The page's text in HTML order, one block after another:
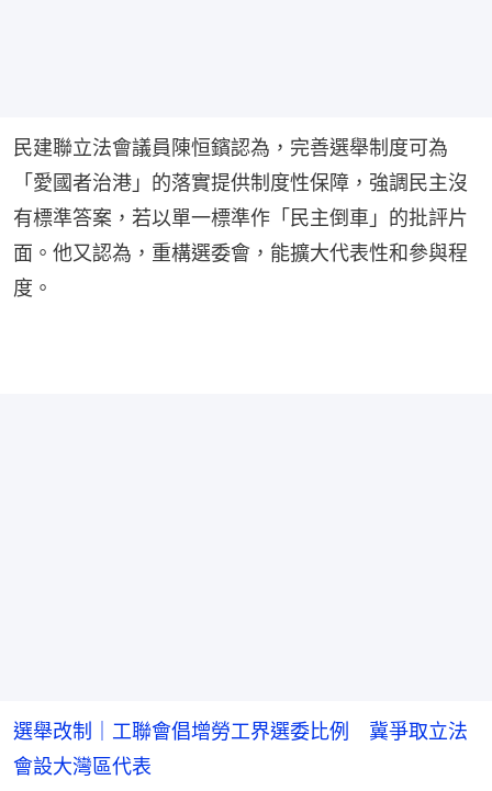
民建聯立法會議員陳恒鑌認為，完善選舉制度可為
「愛國者治港」的落實提供制度性保障，強調民主沒
有標準答案，若以單一標準作「民主倒車」的批評片
面。他又認為，重構選委會，能擴大代表性和參與程
度。
選舉改制｜工聯會倡增勞工界選委比例 冀爭取立法
會設大灣區代表